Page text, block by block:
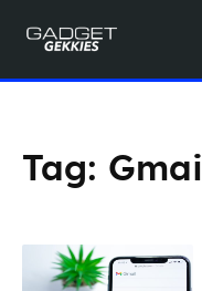
Tag: Gmail